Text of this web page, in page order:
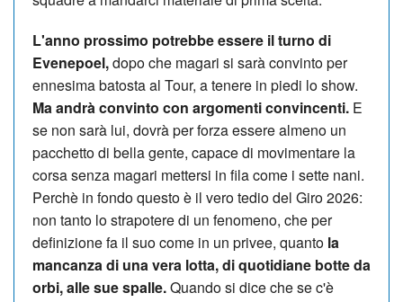
L'anno prossimo potrebbe essere il turno di
Evenepoel,dopo che magari si sarà convinto per
ennesima batosta al Tour, a tenere in piedi lo show.
Ma andrà convinto con argomenti convincenti. E
se non sarà lui, dovrà per forza essere almeno un
pacchetto di bella gente, capace di movimentare la
corsa senza magari mettersi in fila come i sette nani.
Perchè in fondo questo è il vero tedio del Giro 2026:
non tanto lo strapotere di un fenomeno, che per
definizione fa il suo come in un privee, quanto la
mancanza di una vera lotta, di quotidiane botte da
orbi, alle sue spalle.Quando si dice che se c'è